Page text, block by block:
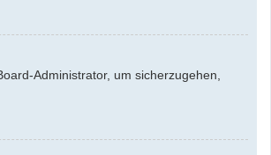
Administrator, um sicherzugehen,